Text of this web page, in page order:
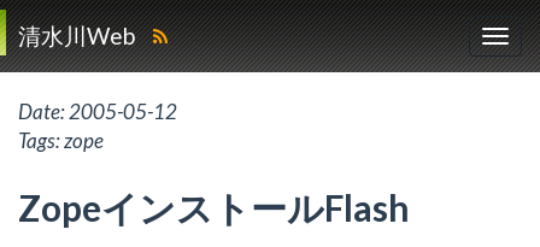
清水川Web
Date:2005-05-12
Tags:zope
ZopeインストールFlash